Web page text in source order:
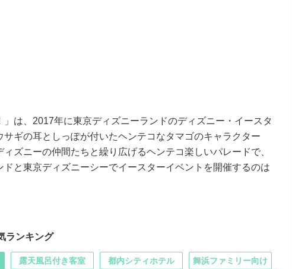
」は、2017年に東京ディズニーランドのディズニー・イースタ
サギの耳としっぽが付いたヘンテコなタマゴのキャラクター
ィズニーの仲間たちと繰り広げるヘンテコ楽しいパレードで、
ドと東京ディズニーシーでイースターイベントを開催するのは
ランキング
露天風呂付き客室 都内シティホテル 舞浜ファミリー向け